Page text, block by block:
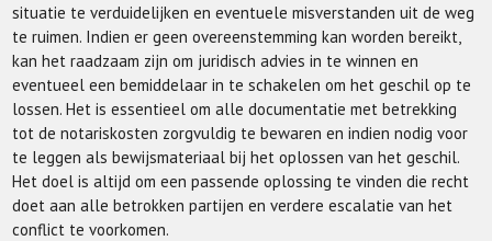
situatie te verduidelijken en eventuele misverstanden uit de weg
te ruimen. Indien er geen overeenstemming kan worden bereikt,
kan het raadzaam zijn om juridisch advies in te winnen en
eventueel een bemiddelaar in te schakelen om het geschil op te
lossen. Het is essentieel om alle documentatie met betrekking
tot de notariskosten zorgvuldig te bewaren en indien nodig voor
te leggen als bewijsmateriaal bij het oplossen van het geschil.
Het doel is altijd om een passende oplossing te vinden die recht
doet aan alle betrokken partijen en verdere escalatie van het
conflict te voorkomen.